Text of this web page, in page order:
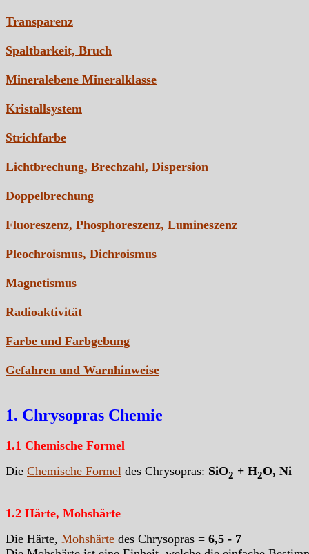
Transparenz
Spaltbarkeit, Bruch
Mineralebene Mineralklasse
Kristallsystem
Strichfarbe
Lichtbrechung, Brechzahl, Dispersion
Doppelbrechung
Fluoreszenz, Phosphoreszenz, Lumineszenz
Pleochroismus, Dichroismus
Magnetismus
Radioaktivität
Farbe und Farbgebung
Gefahren und Warnhinweise
1. Chrysopras Chemie
1.1 Chemische Formel
Die Chemische Formel des Chrysopras: SiO2 + H2O, Ni
1.2 Härte, Mohshärte
Die Härte, Mohshärte des Chrysopras = 6,5 - 7